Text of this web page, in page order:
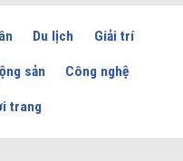
Du lịch Giải trí
sản Công nghệ
trang